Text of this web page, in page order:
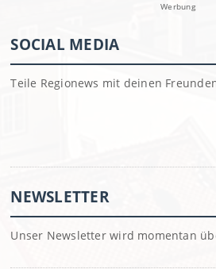
Werbung
SOCIAL MEDIA
Teile Regionews mit deinen
NEWSLETTER
Unser Newsletter wird momentan